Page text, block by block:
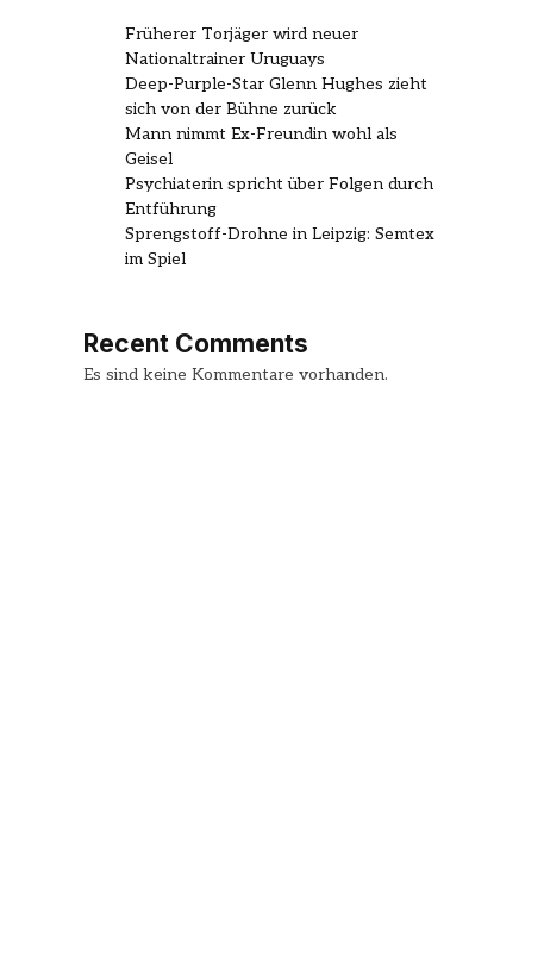
Früherer Torjäger wird neuer
Nationaltrainer Uruguays
Deep-Purple-Star Glenn Hughes zieht
sich von der Bühne zurück
Mann nimmt Ex-Freundin wohl als
Geisel
Psychiaterin spricht über Folgen durch
Entführung
Sprengstoff-Drohne in Leipzig: Semtex
im Spiel
Recent Comments
Es sind keine Kommentare vorhanden.